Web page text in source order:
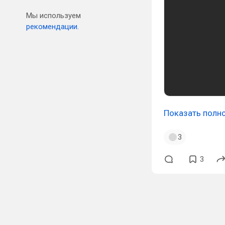
Мы используем
рекомендации.
Показать
3
3